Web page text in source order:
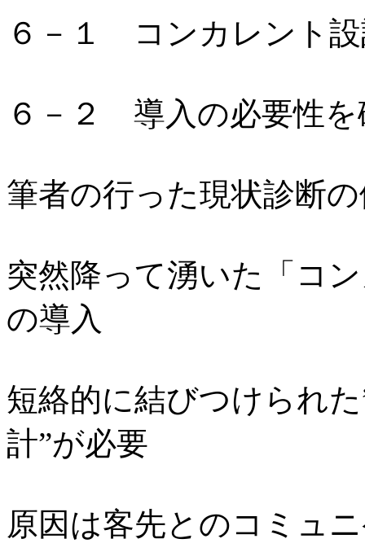
６－１ コンカレント
６－２ 導入の必要性を
筆者の行った現状診断
突然降って湧いた「コ
の導入
短絡的に結びつけられ
計”が必要
原因は客先とのコミュ